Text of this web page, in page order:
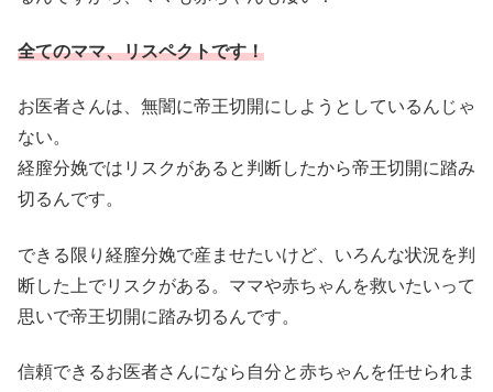
全てのママ、リスペクトです！
お医者さんは、無闇に帝王切開にしようとしているんじゃ
ない。
経膣分娩ではリスクがあると判断したから帝王切開に踏み
切るんです。
できる限り経膣分娩で産ませたいけど、いろんな状況を判
断した上でリスクがある。ママや赤ちゃんを救いたいって
思いで帝王切開に踏み切るんです。
信頼できるお医者さんになら自分と赤ちゃんを任せられま